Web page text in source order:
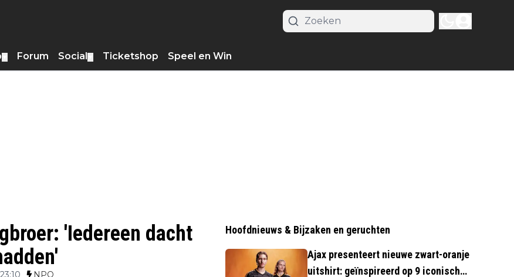
Forum Social Ticketshop Speel en Win
'Iedereen dacht
NPO
Hoofdnieuws & Bijzaken en geruchten
Ajax presenteert nieuwe zwart-oranje
uitshirt: geïnspireerd op 9 iconische